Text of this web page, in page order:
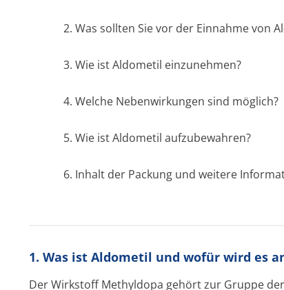
2. Was sollten Sie vor der Einnahme von
3. Wie ist Aldometil einzunehmen?
4. Welche Nebenwirkungen sind möglich?
5. Wie ist Aldometil aufzubewahren?
6. Inhalt der Packung und weitere
1. Was ist Aldometil und wofür wird es
Der Wirkstoff Methyldopa gehört zur Gruppe